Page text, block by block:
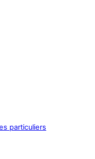
particuliers